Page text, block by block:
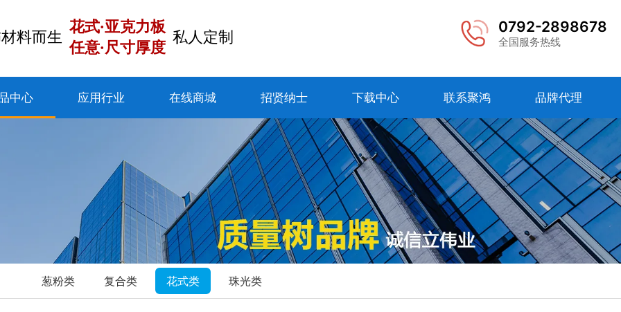
0792-2898678
全国服务热线
料而生
花式·亚克力板
任意·尺寸厚度
私人定制
中心 应用行业 在线商城 招贤纳士 下载中心 联系聚鸿 品牌代理
葱粉类 复合类 花式类 珠光类